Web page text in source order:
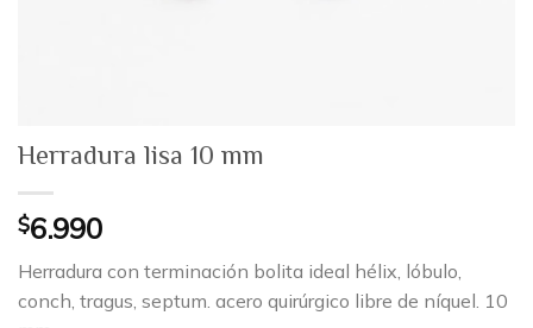
Herradura lisa 10 mm
$6.990
Herradura con terminación bolita ideal hélix, lóbulo,
conch, tragus, septum. acero quirúrgico libre de níquel. 10